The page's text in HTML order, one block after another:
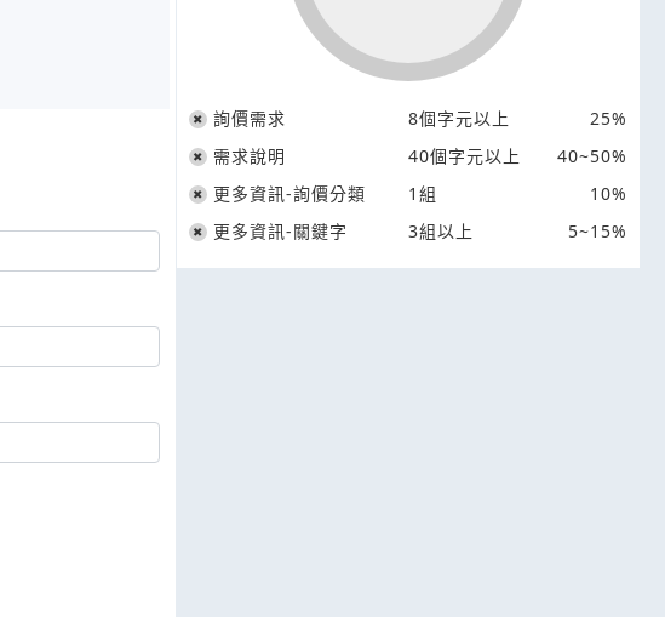
詢價需求 8個字元以上
25%
需求說明
40個字元以上
40~50%
更多資訊-詢價分類
1組
10%
更多資訊-關鍵字
3組以上 5~15%